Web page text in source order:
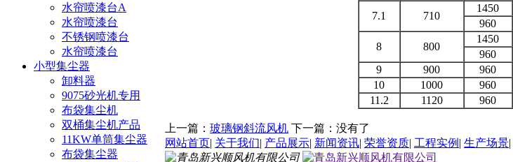
水帘喷漆台A
水帘喷漆台
不锈钢喷漆台
水帘喷漆台
小型集尘器
卸料器
9075砂光机专用
布袋集尘机
双桶集尘机产品
11KW单筒集尘器
布袋集尘器
7.1
710
1450
960
8
800
1450
960
9
900 960
10
1000 960
11.2
1120 960
上一篇： 玻璃钢斜流风机 下一篇：没有了
网站首页| 关于我们| 产品展示| 新闻资讯| 荣誉资质| 工程实例 | 生产场景|